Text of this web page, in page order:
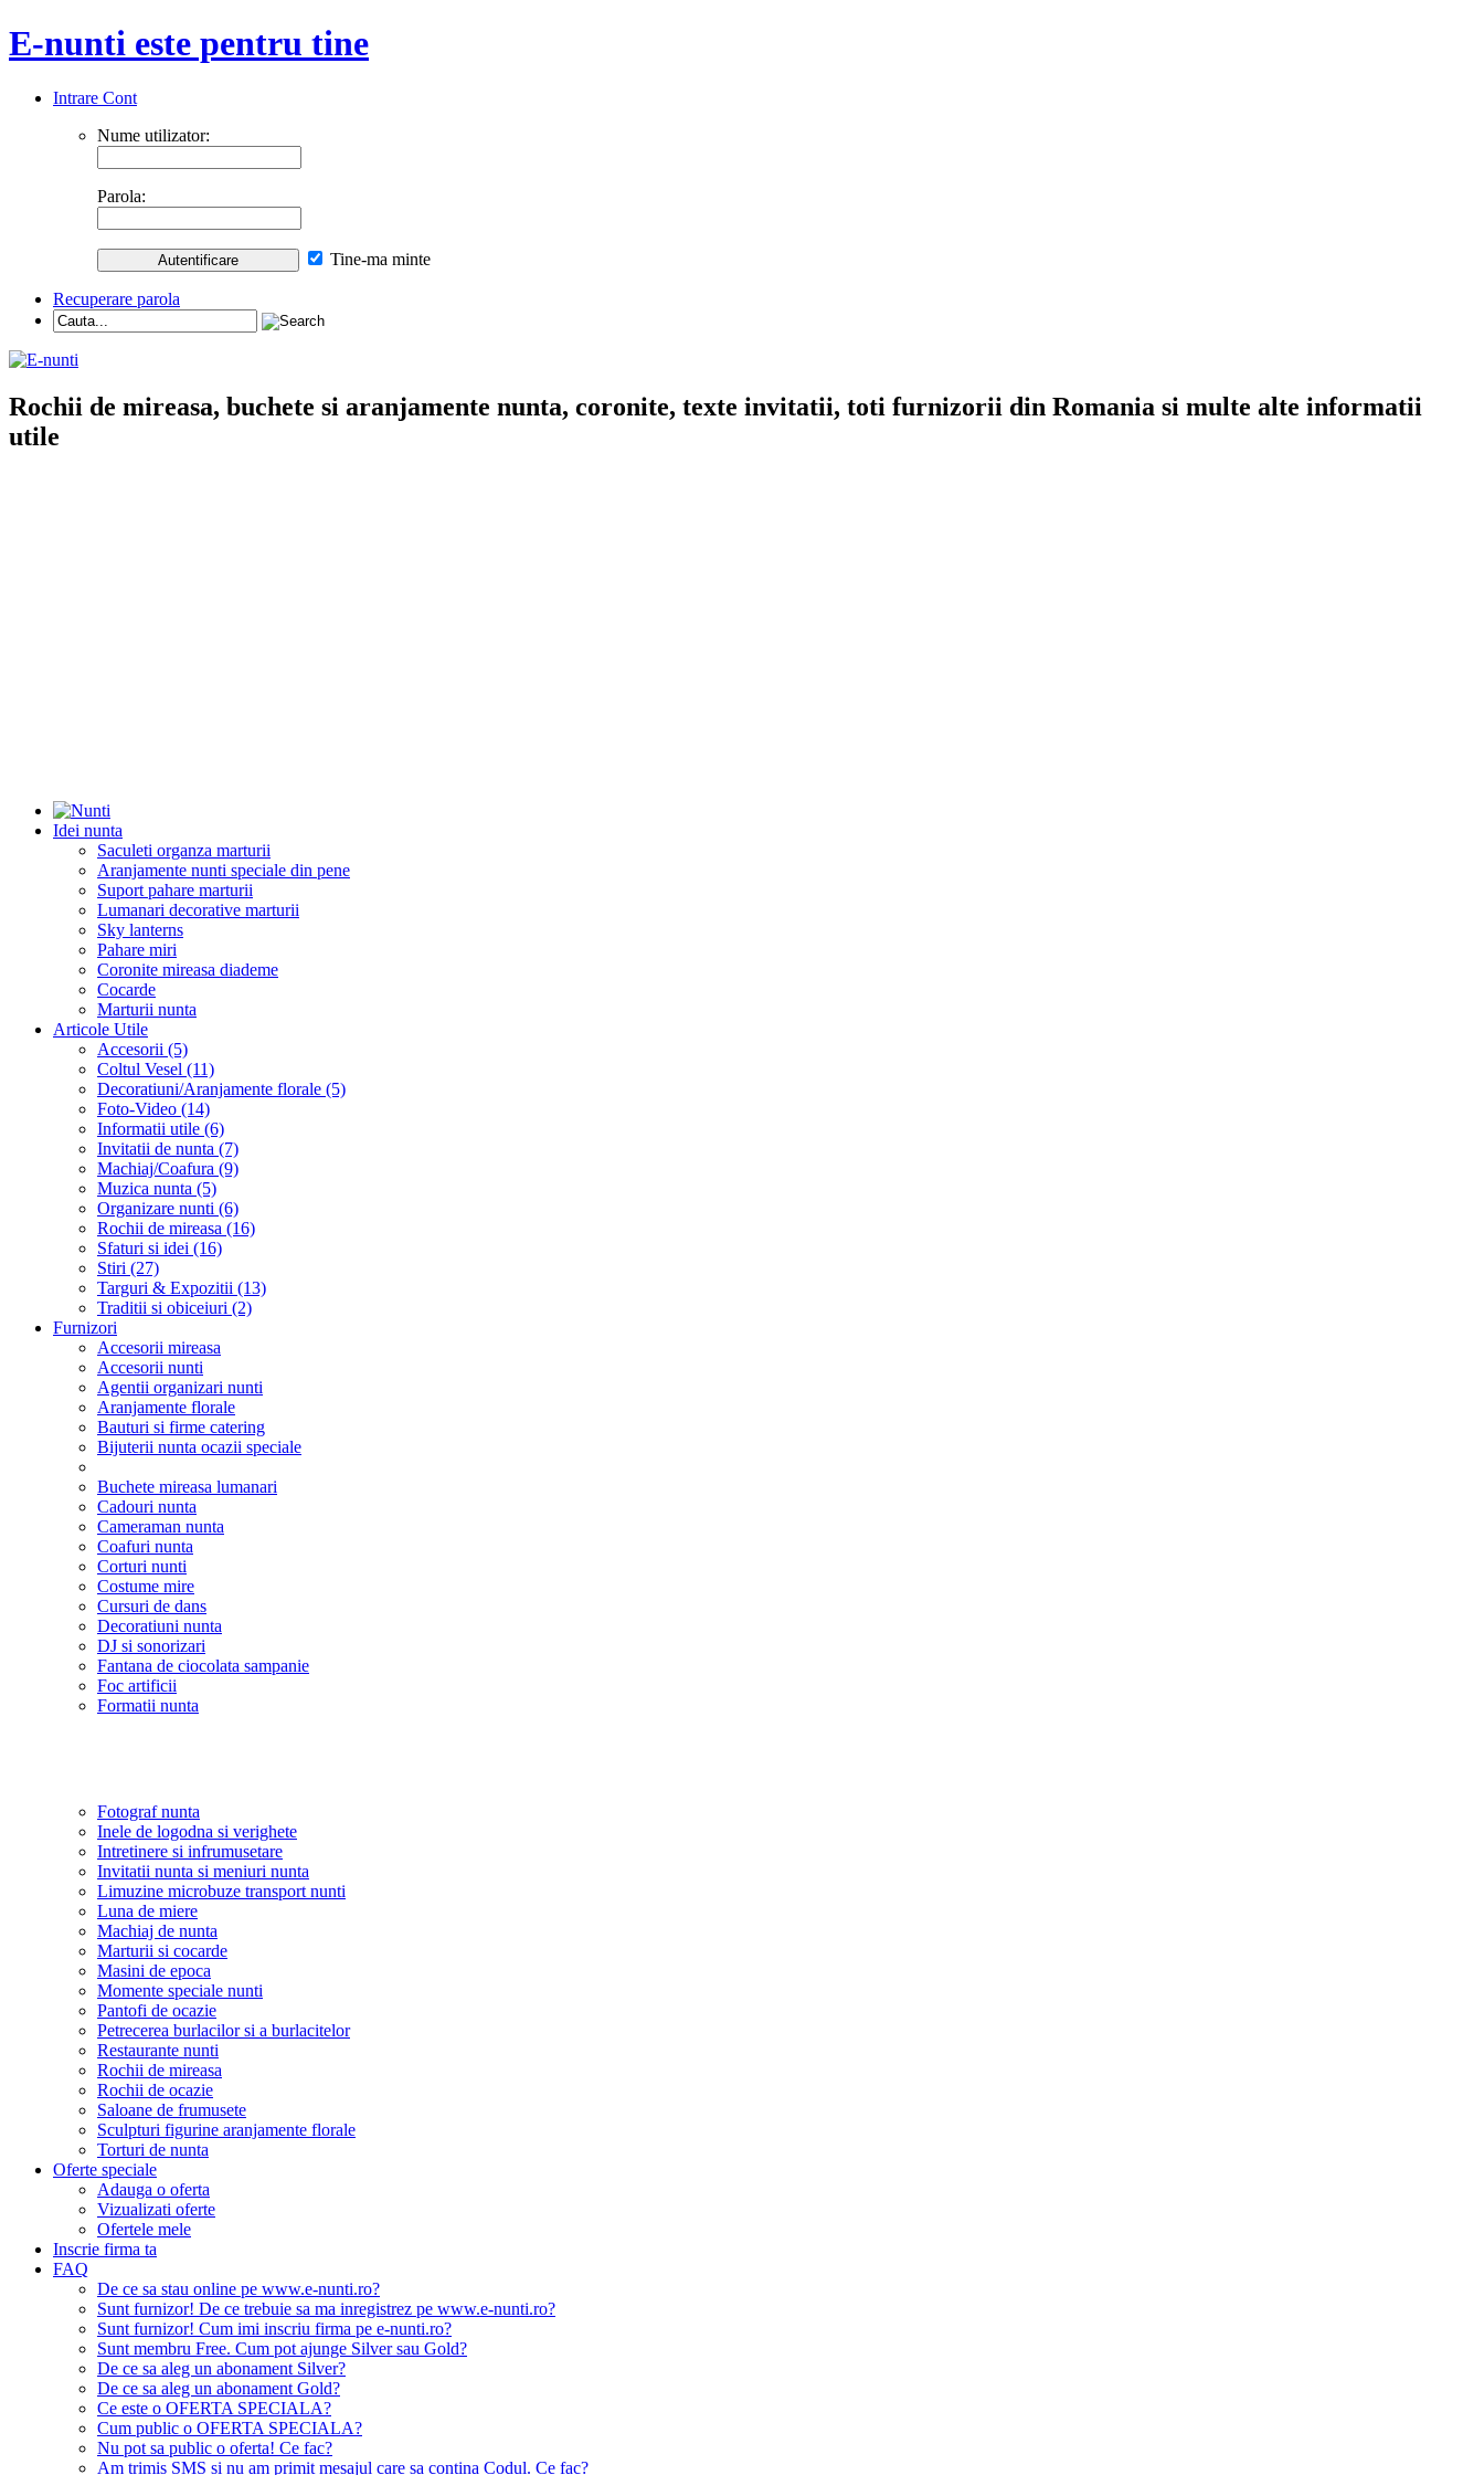
E-nunti este pentru tine
Intrare Cont
Nume utilizator:
Parola:
Tine-ma minte
Recuperare parola
Rochii de mireasa, buchete si aranjamente nunta, coronite, texte invitatii, toti furnizorii din Romania si multe alte informatii
utile
Idei nunta
Saculeti organza marturii
Aranjamente nunti speciale din pene
Suport pahare marturii
Lumanari decorative marturii
Sky lanterns
Pahare miri
Coronite mireasa diademe
Cocarde
Marturii nunta
Articole Utile
Accesorii (5)
Coltul Vesel (11)
Decoratiuni/Aranjamente florale (5)
Foto-Video (14)
Informatii utile (6)
Invitatii de nunta (7)
Machiaj/Coafura (9)
Muzica nunta (5)
Organizare nunti (6)
Rochii de mireasa (16)
Sfaturi si idei (16)
Stiri (27)
Targuri & Expozitii (13)
Traditii si obiceiuri (2)
Furnizori
Accesorii mireasa
Accesorii nunti
Agentii organizari nunti
Aranjamente florale
Bauturi si firme catering
Bijuterii nunta ocazii speciale
Buchete mireasa lumanari
Cadouri nunta
Cameraman nunta
Coafuri nunta
Corturi nunti
Costume mire
Cursuri de dans
Decoratiuni nunta
DJ si sonorizari
Fantana de ciocolata sampanie
Foc artificii
Formatii nunta
Fotograf nunta
Inele de logodna si verighete
Intretinere si infrumusetare
Invitatii nunta si meniuri nunta
Limuzine microbuze transport nunti
Luna de miere
Machiaj de nunta
Marturii si cocarde
Masini de epoca
Momente speciale nunti
Pantofi de ocazie
Petrecerea burlacilor si a burlacitelor
Restaurante nunti
Rochii de mireasa
Rochii de ocazie
Saloane de frumusete
Sculpturi figurine aranjamente florale
Torturi de nunta
Oferte speciale
Adauga o oferta
Vizualizati oferte
Ofertele mele
Inscrie firma ta
FAQ
De ce sa stau online pe www.e-nunti.ro?
Sunt furnizor! De ce trebuie sa ma inregistrez pe www.e-nunti.ro?
Sunt furnizor! Cum imi inscriu firma pe e-nunti.ro?
Sunt membru Free. Cum pot ajunge Silver sau Gold?
De ce sa aleg un abonament Silver?
De ce sa aleg un abonament Gold?
Ce este o OFERTA SPECIALA?
Cum public o OFERTA SPECIALA?
Nu pot sa public o oferta! Ce fac?
Am trimis SMS si nu am primit mesajul care sa contina Codul. Ce fac?